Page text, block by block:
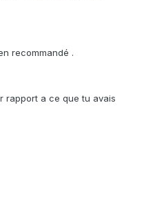
recommandé .
rapport a ce que tu avais